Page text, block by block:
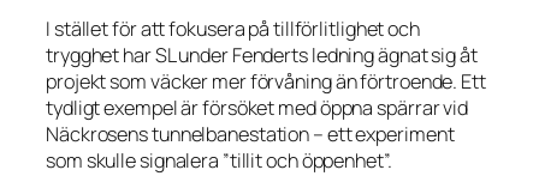
I stället för att fokusera på tillförlitlighet och
trygghet har SL under Fenderts ledning ägnat sig åt
projekt som väcker mer förvåning än förtroende. Ett
tydligt exempel är försöket med öppna spärrar vid
Näckrosens tunnelbanestation – ett experiment
som skulle signalera ”tillit och öppenhet”.